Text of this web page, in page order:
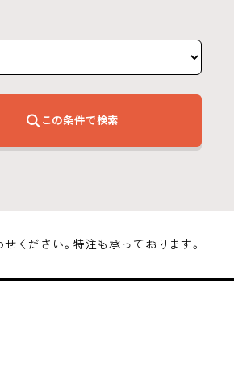
この条件で検索
ください。特注も承っております。